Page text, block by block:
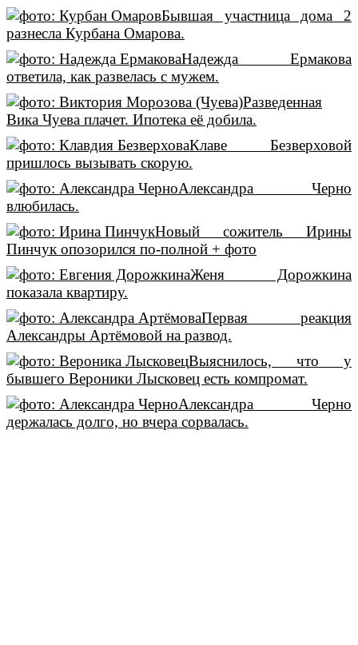
Бывшая участница дома 2
разнесла Курбана Омарова.
Надежда Ермакова
ответила, как развелась с мужем.
Разведенная
Вика Чуева плачет. Ипотека её добила.
Клаве Безверховой
пришлось вызывать скорую.
Александра Черно
влюбилась.
Новый сожитель Ирины
Пинчук опозорился по-полной + фото
Женя Дорожкина
показала квартиру.
Первая реакция
Александры Артёмовой на развод.
Выяснилось, что у
бывшего Вероники Лысковец есть компромат.
Александра Черно
держалась долго, но вчера сорвалась.